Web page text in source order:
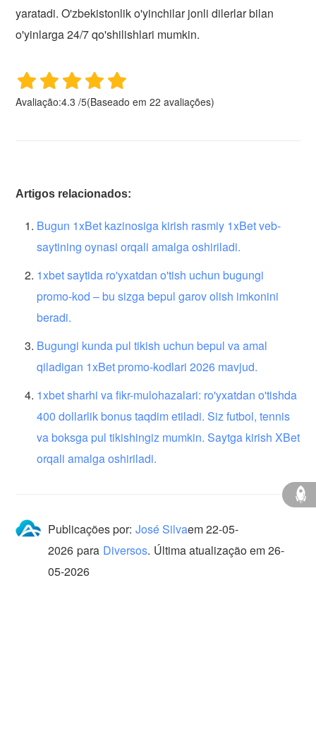
yaratadi. O'zbekistonlik o'yinchilar jonli dilerlar bilan
o'yinlarga 24/7 qo'shilishlari mumkin.
Avaliação:4.3 /5(Baseado em22 avaliações)
Artigos relacionados:
Bugun 1xBet kazinosiga kirish rasmiy 1xBet veb-
saytining oynasi orqali amalga oshiriladi.
1xbet saytida ro'yxatdan o'tish uchun bugungi
promo-kod – bu sizga bepul garov olish imkonini
beradi.
Bugungi kunda pul tikish uchun bepul va amal
qiladigan 1xBet promo-kodlari 2026 mavjud.
1xbet sharhi va fikr-mulohazalari: ro'yxatdan o'tishda
400 dollarlik bonus taqdim etiladi. Siz futbol, ​​tennis
va boksga pul tikishingiz mumkin. Saytga kirish XBet
orqali amalga oshiriladi.
Publicações por: José Silvaem22-05-
2026 para Diversos. Última atualização em 26-
05-2026